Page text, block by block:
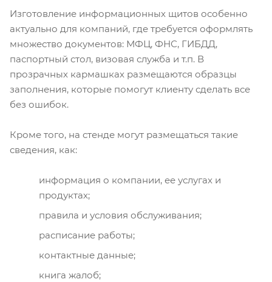
Изготовление информационных щитов особенно
актуально для компаний, где требуется оформлять
множество документов: МФЦ, ФНС, ГИБДД,
паспортный стол, визовая служба и т.п. В
прозрачных кармашках размещаются образцы
заполнения, которые помогут клиенту сделать все
без ошибок.
Кроме того, на стенде могут размещаться такие
сведения, как:
информация о компании, ее услугах и
продуктах;
правила и условия обслуживания;
расписание работы;
контактные данные;
книга жалоб;